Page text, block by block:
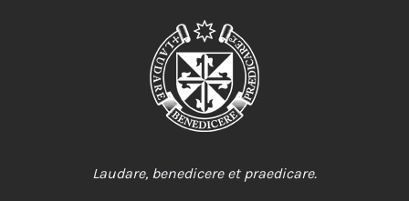
Laudare, benedicere et praedicare.